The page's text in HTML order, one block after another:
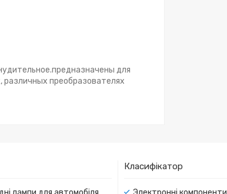
для
различных преобразователях
Класифікатор